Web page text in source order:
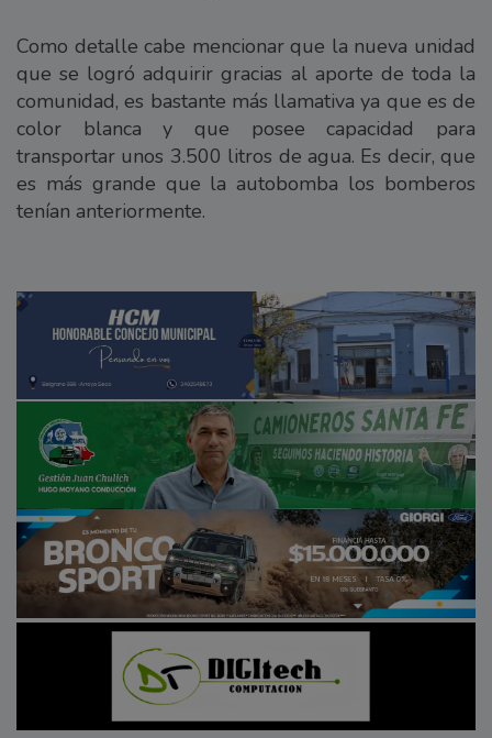
Como detalle cabe mencionar que la nueva unidad
que se logró adquirir gracias al aporte de toda la
comunidad, es bastante más llamativa ya que es de
color blanca y que posee capacidad para
transportar unos 3.500 litros de agua. Es decir, que
es más grande que la autobomba los bomberos
tenían anteriormente.